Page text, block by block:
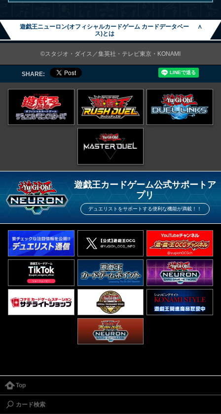
遊戯王ニューロン(オフィシャルカードゲーム カードデータベー
ス)とは
∧
©スタジオ・ダイス／集英社・テレビ東京・KONAMI
SHARE:
遊戯王カードゲーム公式サポートア
プリ
デュエリストをサポートする便利な機能が満載！！
Top
カード検索